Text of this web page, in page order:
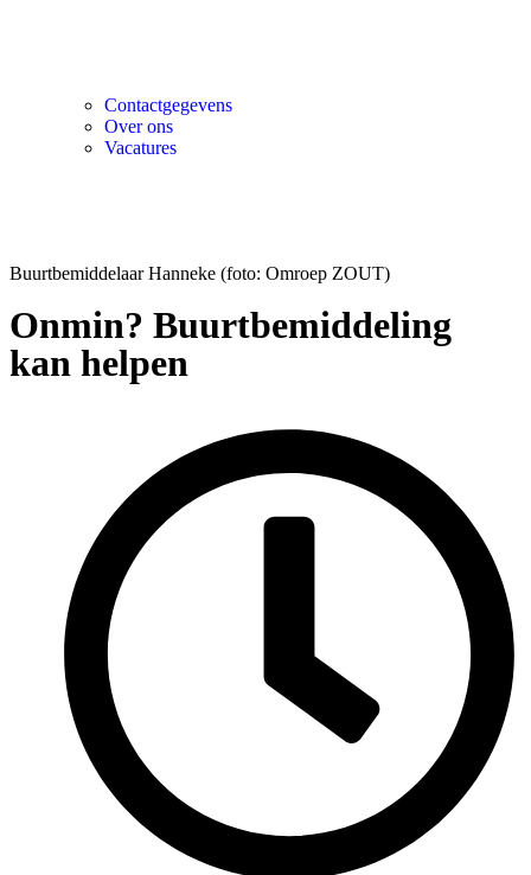
Contactgegevens
Over ons
Vacatures
Buurtbemiddelaar Hanneke (foto: Omroep ZOUT)
Onmin? Buurtbemiddeling
kan helpen